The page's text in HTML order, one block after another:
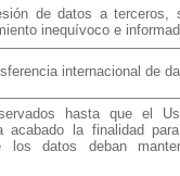
de datos a terceros,
inequívoco e
internacional de
hasta que el
acabado la finalidad
los datos deban